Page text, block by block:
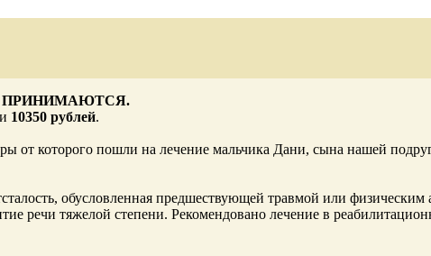
ПРИНИМАЮТСЯ.
10350 рублей.
от которого пошли на лечение мальчика Дани, сына нашей
обусловленная предшествующей травмой или физическим
речи тяжелой степени. Рекомендовано лечение в